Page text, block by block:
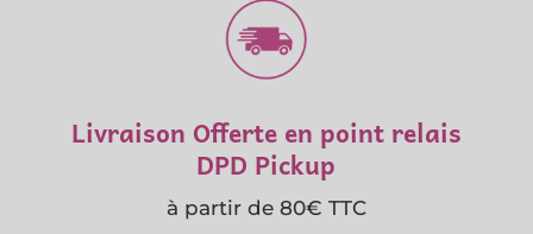
Livraison Offerte en point relais
DPD Pickup
à partir de 80€ TTC